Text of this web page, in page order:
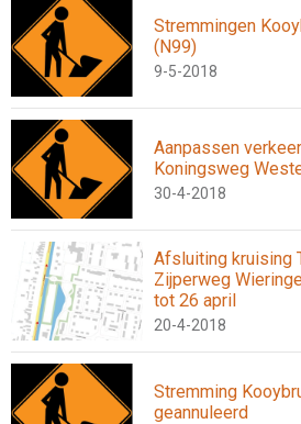
Stremmingen
(N99)
9-5-2018
Aanpassen
Koningsweg
30-4-2018
Afsluiting kruising
Zijperweg
tot 26 april
20-4-2018
Stremming
geannuleerd